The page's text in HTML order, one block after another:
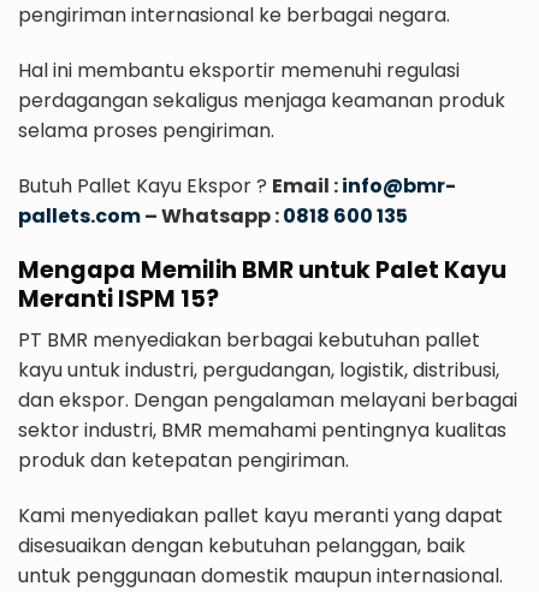
pengiriman internasional ke berbagai negara.
Hal ini membantu eksportir memenuhi regulasi
perdagangan sekaligus menjaga keamanan produk
selama proses pengiriman.
Butuh Pallet Kayu Ekspor ? Email :info@bmr-
pallets.com– Whatsapp :0818 600 135
Mengapa Memilih BMR untuk Palet Kayu
Meranti ISPM 15?
PT BMR menyediakan berbagai kebutuhan pallet
kayu untuk industri, pergudangan, logistik, distribusi,
dan ekspor. Dengan pengalaman melayani berbagai
sektor industri, BMR memahami pentingnya kualitas
produk dan ketepatan pengiriman.
Kami menyediakan pallet kayu meranti yang dapat
disesuaikan dengan kebutuhan pelanggan, baik
untuk penggunaan domestik maupun internasional.